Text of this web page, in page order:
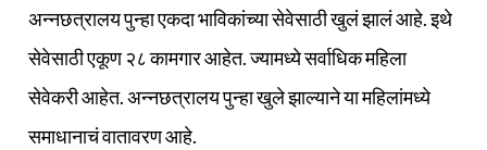
अन्नछत्रालय पुन्हा एकदा भाविकांच्या सेवेसाठी खुलं झालं आहे. इथे
सेवेसाठी एकूण २८ कामगार आहेत. ज्यामध्ये सर्वाधिक महिला
सेवेकरी आहेत. अन्नछत्रालय पुन्हा खुले झाल्याने या महिलांमध्ये
समाधानाचं वातावरण आहे.